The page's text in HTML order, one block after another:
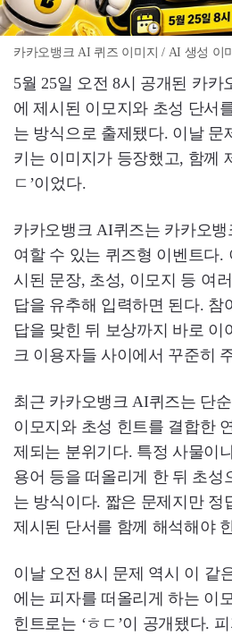
카카오뱅크 AI 퀴즈 이미지 / AI 생성 이
5월 25일 오전 8시 공개된 카카
에 제시된 이모지와 초성 단서
는 방식으로 출제됐다. 이날 문
키는 이미지가 등장했고, 함께
ㄷ’이었다.
카카오뱅크 AI퀴즈는 카카오
여할 수 있는 퀴즈형 이벤트다.
시된 문장, 초성, 이모지 등 여
답을 유추해 입력하면 된다. 참
답을 맞힌 뒤 보상까지 바로 이
크 이용자들 사이에서 꾸준히
최근 카카오뱅크 AI퀴즈는 단
이모지와 초성 힌트를 결합한
제되는 분위기다. 특정 사물이
용어 등을 떠올리게 한 뒤 초성
는 방식이다. 짧은 문제지만 정
제시된 단서를 함께 해석해야
이날 오전 8시 문제 역시 이 같
에는 피자를 떠올리게 하는 이
힌트로는 ‘ㅎㄷ’이 공개됐다.